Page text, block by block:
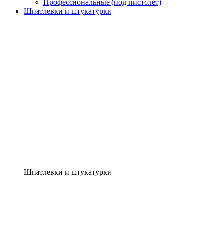
Профессиональные (под пистолет)
Шпатлевки и штукатурки
Шпатлевки и штукатурки